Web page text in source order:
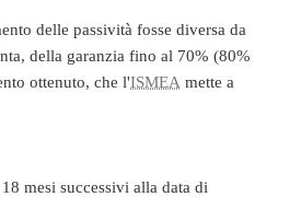
delle passività fosse diversa da
della garanzia fino al 70% (80%
ottenuto, che l'ISMEA mette a
mesi successivi alla data di